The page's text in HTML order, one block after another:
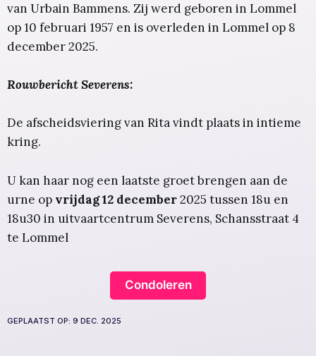
van Urbain Bammens. Zij werd geboren in Lommel
op 10 februari 1957 en is overleden in Lommel op 8
december 2025.
Rouwbericht Severens:
De afscheidsviering van Rita vindt plaats in intieme
kring.
U kan haar nog een laatste groet brengen aan de
urne op vrijdag 12 december2025 tussen 18u en
18u30 in uitvaartcentrum Severens, Schansstraat 4
te Lommel
Condoleren
GEPLAATST OP: 9 DEC. 2025